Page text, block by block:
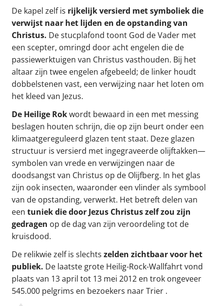
De kapel zelf is rijkelijk versierd met symboliek die
verwijst naar het lijden en de opstanding van
Christus. De stucplafond toont God de Vader met
een scepter, omringd door acht engelen die de
passiewerktuigen van Christus vasthouden. Bij het
altaar zijn twee engelen afgebeeld; de linker houdt
dobbelstenen vast, een verwijzing naar het loten om
het kleed van Jezus.
De Heilige Rokwordt bewaard in een met messing
beslagen houten schrijn, die op zijn beurt onder een
klimaatgereguleerd glazen tent staat. Deze glazen
structuur is versierd met ingegraveerde olijftakken—
symbolen van vrede en verwijzingen naar de
doodsangst van Christus op de Olijfberg. In het glas
zijn ook insecten, waaronder een vlinder als symbool
van de opstanding, verwerkt. Het betreft delen van
een tuniek die door Jezus Christus zelf zou zijn
gedragen op de dag van zijn veroordeling tot de
kruisdood.
De relikwie zelf is slechts zelden zichtbaar voor het
publiek. De laatste grote Heilig-Rock-Wallfahrt vond
plaats van 13 april tot 13 mei 2012 en trok ongeveer
545.000 pelgrims en bezoekers naar Trier .